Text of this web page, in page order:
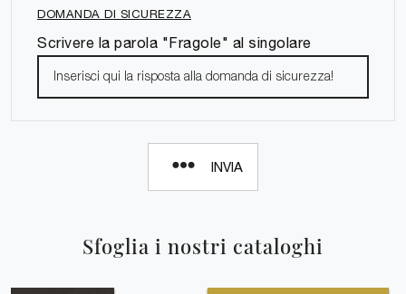
Sfoglia i nostri cataloghi
DOMANDA DI SICUREZZA
Scrivere la parola "Fragole" al singolare
INVIA